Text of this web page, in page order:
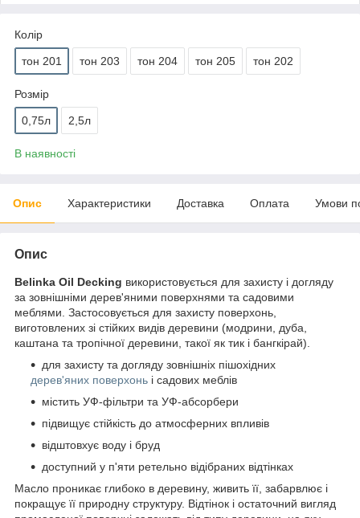
Колір
тон 201 тон 203 тон 204 тон 205 тон 202
Розмір
0,75л 2,5л
В наявності
Опис Характеристики Доставка Оплата Умови
Опис
Belinka Oil Decking використовується для захисту і догляду
за зовнішніми дерев'яними поверхнями та садовими
меблями. Застосовується для захисту поверхонь,
виготовлених зі стійких видів деревини (модрини, дуба,
каштана та тропічної деревини, такої як тик і бангкірай).
для захисту та догляду зовнішніх пішохідних
дерев'яних поверхонь і садових меблів
містить УФ-фільтри та УФ-абсорбери
підвищує стійкість до атмосферних впливів
відштовхує воду і бруд
доступний у п'яти ретельно відібраних відтінках
Масло проникає глибоко в деревину, живить її, забарвлює і
покращує її природну структуру. Відтінок і остаточний вигляд